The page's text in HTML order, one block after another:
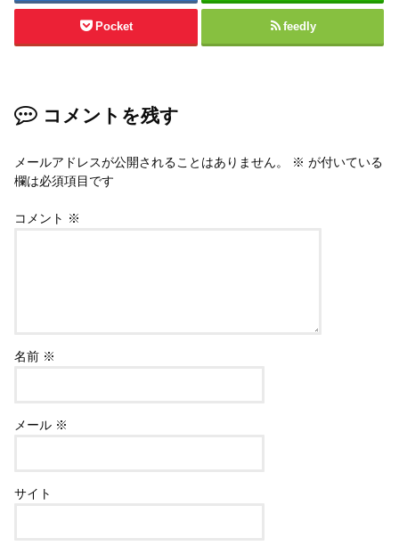
Pocket feedly
コメントを残す
メールアドレスが公開されることはありません。 ※ が付いている
欄は必須項目です
コメント ※
名前 ※
メール ※
サイト